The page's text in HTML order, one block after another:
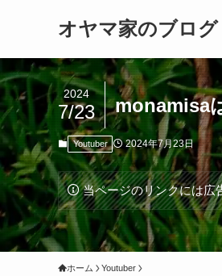
オヤマ家のブログ
monamisa
2024
7/23
Youtuber 2024年7月23日
当ページのリンクには広
ホーム Youtuber